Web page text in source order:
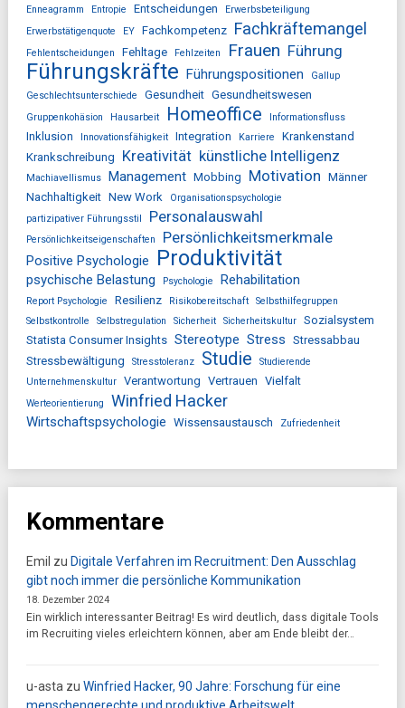
Enneagramm
Entropie Entscheidungen
Erwerbsbeteiligung
Erwerbstätigenquote
EY Fachkompetenz Fachkräftemangel
Fehlentscheidungen Fehltage Fehlzeiten Frauen Führung
Führungskräfte Führungspositionen
Gallup
Geschlechtsunterschiede
Gesundheit Gesundheitswesen
Gruppenkohäsion Hausarbeit Homeoffice Informationsfluss
Inklusion Innovationsfähigkeit Integration Karriere
Krankenstand
Krankschreibung
Kreativität künstliche Intelligenz
Machiavellismus Management Mobbing Motivation Männer
Nachhaltigkeit New Work
Organisationspsychologie
partizipativer Führungsstil
Personalauswahl
Persönlichkeitseigenschaften Persönlichkeitsmerkmale
Positive Psychologie Produktivität
psychische Belastung Psychologie Rehabilitation
Report Psychologie Resilienz Risikobereitschaft
Selbsthilfegruppen
Selbstkontrolle
Selbstregulation Sicherheit Sicherheitskultur
Sozialsystem
Statista Consumer Insights Stereotype Stress Stressabbau
Stressbewältigung
Stresstoleranz Studie
Studierende
Unternehmenskultur
Verantwortung Vertrauen Vielfalt
Werteorientierung Winfried Hacker
Wirtschaftspsychologie Wissensaustausch Zufriedenheit
Kommentare
Emil zu Digitale Verfahren im Recruitment: Den Ausschlag
gibt noch immer die persönliche Kommunikation
18. Dezember 2024
Ein wirklich interessanter Beitrag! Es wird deutlich, dass digitale Tools
im Recruiting vieles erleichtern können, aber am Ende bleibt der…
u-asta zu Winfried Hacker, 90 Jahre: Forschung für eine
menschengerechte und produktive Arbeitswelt